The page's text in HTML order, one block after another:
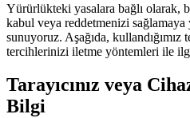
Yürürlükteki yasalara bağlı olarak,
kabul veya reddetmenizi sağlamaya
sunuyoruz. Aşağıda,
tercihlerinizi iletme yöntemleri ile
Tarayıcınız veya
Bilgi